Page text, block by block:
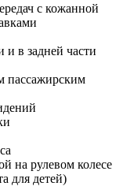
с кожанной
и в задней части
пассажирским
на рулевом колесе
для детей)